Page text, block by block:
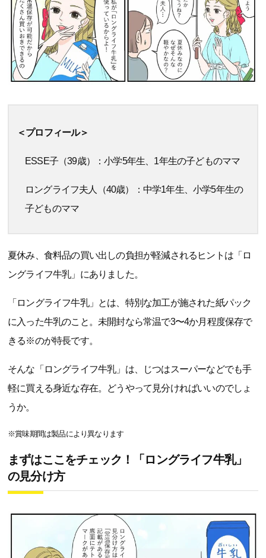
＜プロフィール＞
ESSE子（39歳）：小学5年生、1年生の子どものママ
ロングライフ夫人（40歳）：中学1年生、小学5年生の
子どものママ
夏休み、食料品の買い出しの負担が軽減されるヒントは「ロ
ングライフ牛乳」にありました。
「ロングライフ牛乳」とは、特別な加工が施された紙パック
に入った牛乳のこと。未開封なら常温で3〜4か月程度保存で
きる※のが特長です。
そんな「ロングライフ牛乳」は、じつはスーパーなどでも手
軽に買える身近な存在。どうやって見分ければいいのでしょ
うか。
※賞味期間は製品により異なります
まずはここをチェック！「ロングライフ牛乳」
の見分け方